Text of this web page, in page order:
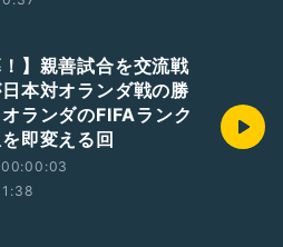
！】親善試合を交流戦
本対オランダ戦の勝
ランダのFIFAランク
即変える回